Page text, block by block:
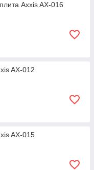
Axxis AX-016
AX-012
AX-015